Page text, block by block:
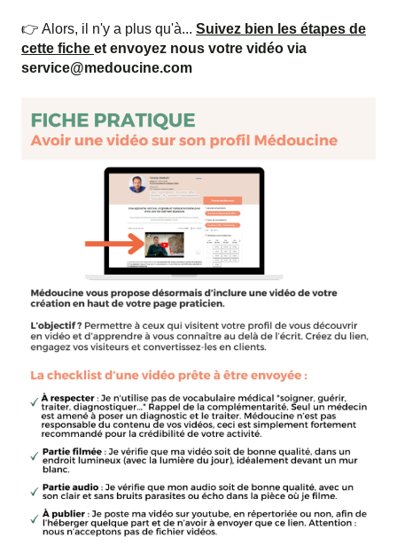
👉 Alors, il n'y a plus qu'à... Suivez bien les étapes de
cette fiche et envoyez nous votre vidéo via
service@medoucine.com